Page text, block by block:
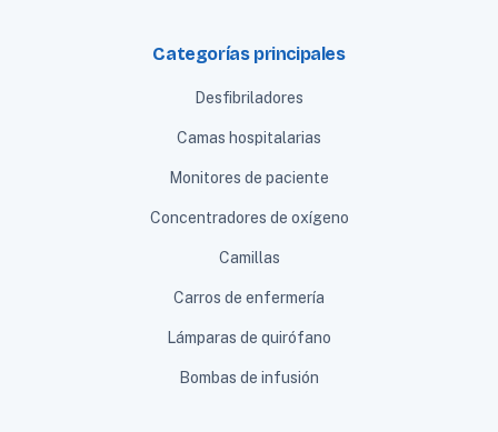
Categorías principales
Desfibriladores
Camas hospitalarias
Monitores de paciente
Concentradores de oxígeno
Camillas
Carros de enfermería
Lámparas de quirófano
Bombas de infusión